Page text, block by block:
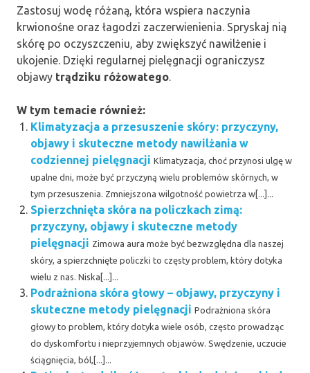
Zastosuj wodę różaną, która wspiera naczynia
krwionośne oraz łagodzi zaczerwienienia. Spryskaj nią
skórę po oczyszczeniu, aby zwiększyć nawilżenie i
ukojenie. Dzięki regularnej pielęgnacji ograniczysz
objawy trądziku różowatego
W tym temacie również:
Klimatyzacja a przesuszenie skóry: przyczyny,
objawy i skuteczne metody nawilżania w
codziennej pielęgnacji Klimatyzacja, choć przynosi ulgę w
upalne dni, może być przyczyną wielu problemów skórnych, w
tym przesuszenia. Zmniejszona wilgotność powietrza w[...]...
Spierzchnięta skóra na policzkach zimą:
przyczyny, objawy i skuteczne metody
pielęgnacji Zimowa aura może być bezwzględna dla naszej
skóry, a spierzchnięte policzki to częsty problem, który dotyka
wielu z nas. Niska[...]...
Podrażniona skóra głowy – objawy, przyczyny i
skuteczne metody pielęgnacji Podrażniona skóra
głowy to problem, który dotyka wiele osób, często prowadząc
do dyskomfortu i nieprzyjemnych objawów. Swędzenie, uczucie
ściągnięcia, ból,[...]...